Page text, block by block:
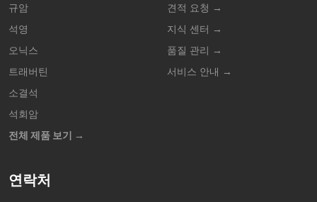
규암
석영
오닉스
트래버틴
소결석
석회암
전체 제품 보기 →
견적 요청 →
지식 센터 →
품질 관리 →
서비스 안내 →
연락처